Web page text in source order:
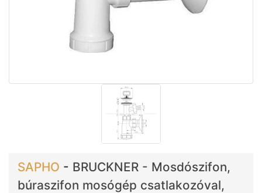
SAPHO - BRUCKNER - Mosdószifon,
búraszifon mosógép csatlakozóval,